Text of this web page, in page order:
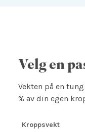
Velg en
Vekten på en
% av din egen
Kroppsvekt